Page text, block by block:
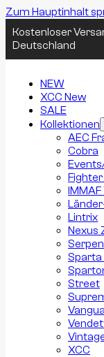
Zum Hauptinhalt
Kostenloser
Deutschland
NEW
XCC New
SALE
Kollektionen
AEC
Cobra
Lintrix
Nexus
Sparta
Street
XCC